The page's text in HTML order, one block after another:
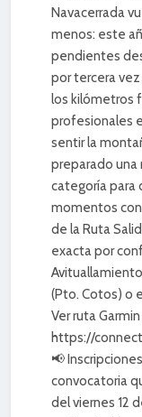
Navacerrada
menos: este
pendientes
por tercera vez
los kilómetros
profesionales
sentir la
preparado una
categoría para
momentos con
de la Ruta
exacta por
(Pto. Cotos) o
Ver ruta
https://
📢
convocatoria
del viernes 12